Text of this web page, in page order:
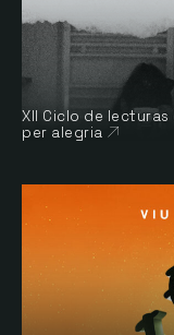
XII Ciclo de
per alegria
Abre